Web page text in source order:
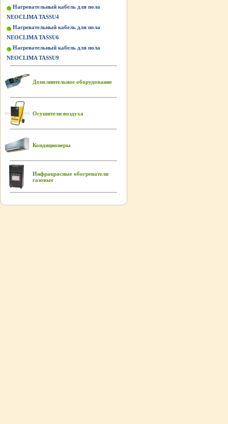
Нагревательный кабель для пола
NEOCLIMA TASSU4
Нагревательный кабель для пола
NEOCLIMA TASSU6
Нагревательный кабель для пола
NEOCLIMA TASSU9
Дополнительное оборудование
Осушители воздуха
Кондиционеры
Инфракрасные обогреватели
газовые